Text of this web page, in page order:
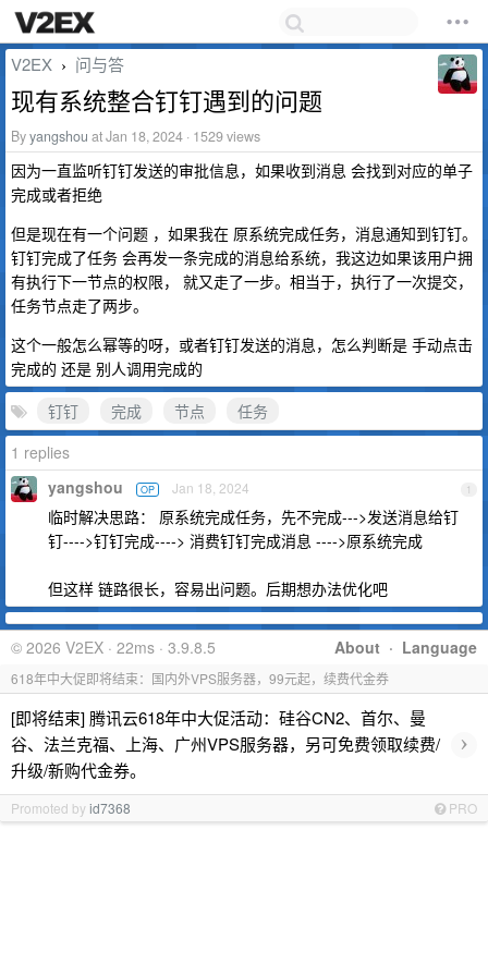
V2EX › 问与答
现有系统整合钉钉遇到的问题
Byyangshou at Jan 18, 2024 · 1529 views
因为一直监听钉钉发送的审批信息，如果收到消息 会找到对应的单子
完成或者拒绝
但是现在有一个问题 ，如果我在 原系统完成任务，消息通知到钉钉。
钉钉完成了任务 会再发一条完成的消息给系统，我这边如果该用户拥
有执行下一节点的权限， 就又走了一步。相当于，执行了一次提交，
任务节点走了两步。
这个一般怎么幂等的呀，或者钉钉发送的消息，怎么判断是 手动点击
完成的 还是 别人调用完成的
钉钉
完成 节点
任务
1 replies
1
yangshou OP Jan 18, 2024
临时解决思路： 原系统完成任务，先不完成--->发送消息给钉
钉---->钉钉完成----> 消费钉钉完成消息 ---->原系统完成
但这样 链路很长，容易出问题。后期想办法优化吧
About · Language
© 2026 V2EX · 22ms · 3.9.8.5
618年中大促即将结束：国内外VPS服务器，99元起，续费代金券
[即将结束] 腾讯云618年中大促活动：硅谷CN2、首尔、曼
谷、法兰克福、上海、广州VPS服务器，另可免费领取续费/
升级/新购代金券。
›
Promoted byid7368 PRO